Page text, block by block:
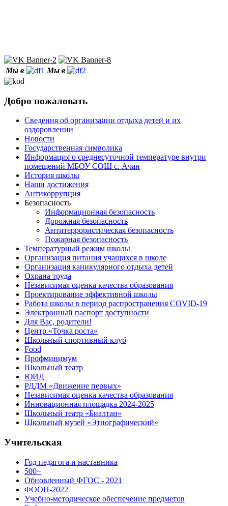
Мы в Мы в
Добро пожаловать
Сведения об организации отдыха детей и их
оздоровлении
Новости
Государственная символика
Информация о среднесуточной температуре внутри
помещений МБОУ СОШ с. Ачан
История школы
Наши достижения
Антикоррупция
Безопасность
Информационная безопасность
Дорожная безопасность
Антитеррористическая безопасность
Пожарная безопасность
Температурный режим школы
Организация питания учащихся в школе
Организация каникулярного отдыха детей
Охрана труда
Независимая оценка качества образования
Проектирование эффективной школы
Работа школы в период распространения COVID-19
Электронный паспорт доступности
Для Вас, родители!
Центр «Точка роста»
Школьный спортивный клуб
Food
Профминимум
Школьный театр
ЮИД
РДДМ «Движение первых»
Независимая оценка качества образования
Инновационная площадка 2024-2025
Школьный театр «Биалтан»
Школьный музей «Этнографический»
Учительская
Год педагога и наставника
500+
Обновленный ФГОС - 2021
ФООП-2022
Учебно-методическое обеспечение предметов